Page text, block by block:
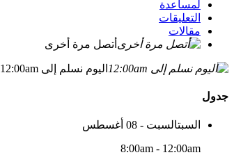
لمساعدة
التعليقات
مقالات
أتصل مرة أخرى
اليوم نسلم إلى 12:00am
جدول
السبتالسبت - 08 أغسطس
8:00am - 12:00am